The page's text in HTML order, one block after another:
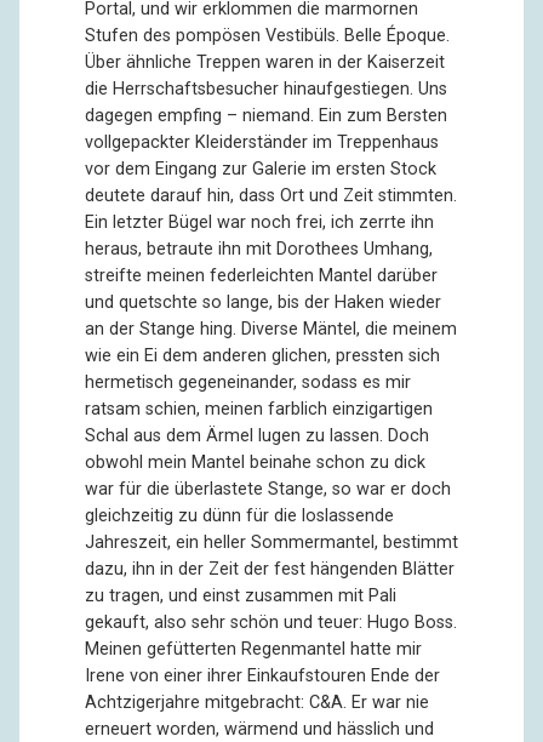
Portal, und wir erklommen die marmornen
Stufen des pompösen Vestibüls. Belle Époque.
Über ähnliche Treppen waren in der Kaiserzeit
die Herrschaftsbesucher hinaufgestiegen. Uns
dagegen empfing – niemand. Ein zum Bersten
vollgepackter Kleiderständer im Treppenhaus
vor dem Eingang zur Galerie im ersten Stock
deutete darauf hin, dass Ort und Zeit stimmten.
Ein letzter Bügel war noch frei, ich zerrte ihn
heraus, betraute ihn mit Dorothees Umhang,
streifte meinen federleichten Mantel darüber
und quetschte so lange, bis der Haken wieder
an der Stange hing. Diverse Mäntel, die meinem
wie ein Ei dem anderen glichen, pressten sich
hermetisch gegeneinander, sodass es mir
ratsam schien, meinen farblich einzigartigen
Schal aus dem Ärmel lugen zu lassen. Doch
obwohl mein Mantel beinahe schon zu dick
war für die überlastete Stange, so war er doch
gleichzeitig zu dünn für die loslassende
Jahreszeit, ein heller Sommermantel, bestimmt
dazu, ihn in der Zeit der fest hängenden Blätter
zu tragen, und einst zusammen mit Pali
gekauft, also sehr schön und teuer: Hugo Boss.
Meinen gefütterten Regenmantel hatte mir
Irene von einer ihrer Einkaufstouren Ende der
Achtzigerjahre mitgebracht: C&A. Er war nie
erneuert worden, wärmend und hässlich und